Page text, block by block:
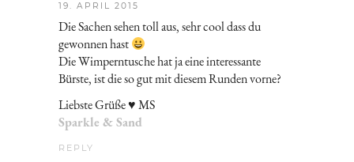
19. APRIL 2015
Die Sachen sehen toll aus, sehr cool dass du
gewonnen hast
Die Wimperntusche hat ja eine interessante
Bürste, ist die so gut mit diesem Runden vorne?
Liebste Grüße ♥ MS
Sparkle & Sand
REPLY